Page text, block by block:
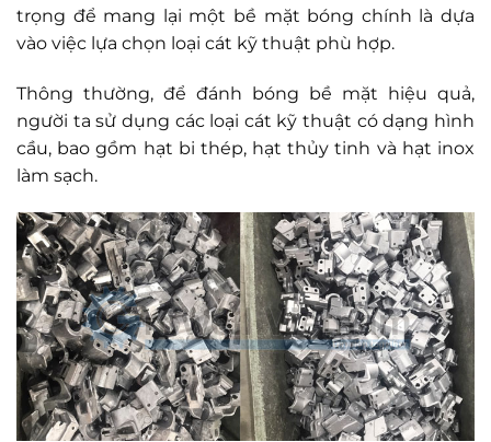
trọng để mang lại một bề mặt bóng chính là dựa
vào việc lựa chọn loại cát kỹ thuật phù hợp.
Thông thường, để đánh bóng bề mặt hiệu quả,
người ta sử dụng các loại cát kỹ thuật có dạng hình
cầu, bao gồm hạt bi thép, hạt thủy tinh và hạt inox
làm sạch.